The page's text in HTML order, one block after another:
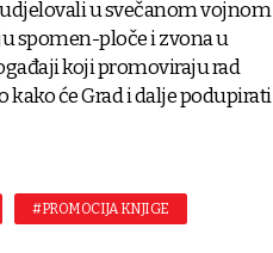
u svečanom vojnom
spomen-ploče i zvona u
koji promoviraju rad
će Grad i dalje podupirati
#PROMOCIJA KNJIGE